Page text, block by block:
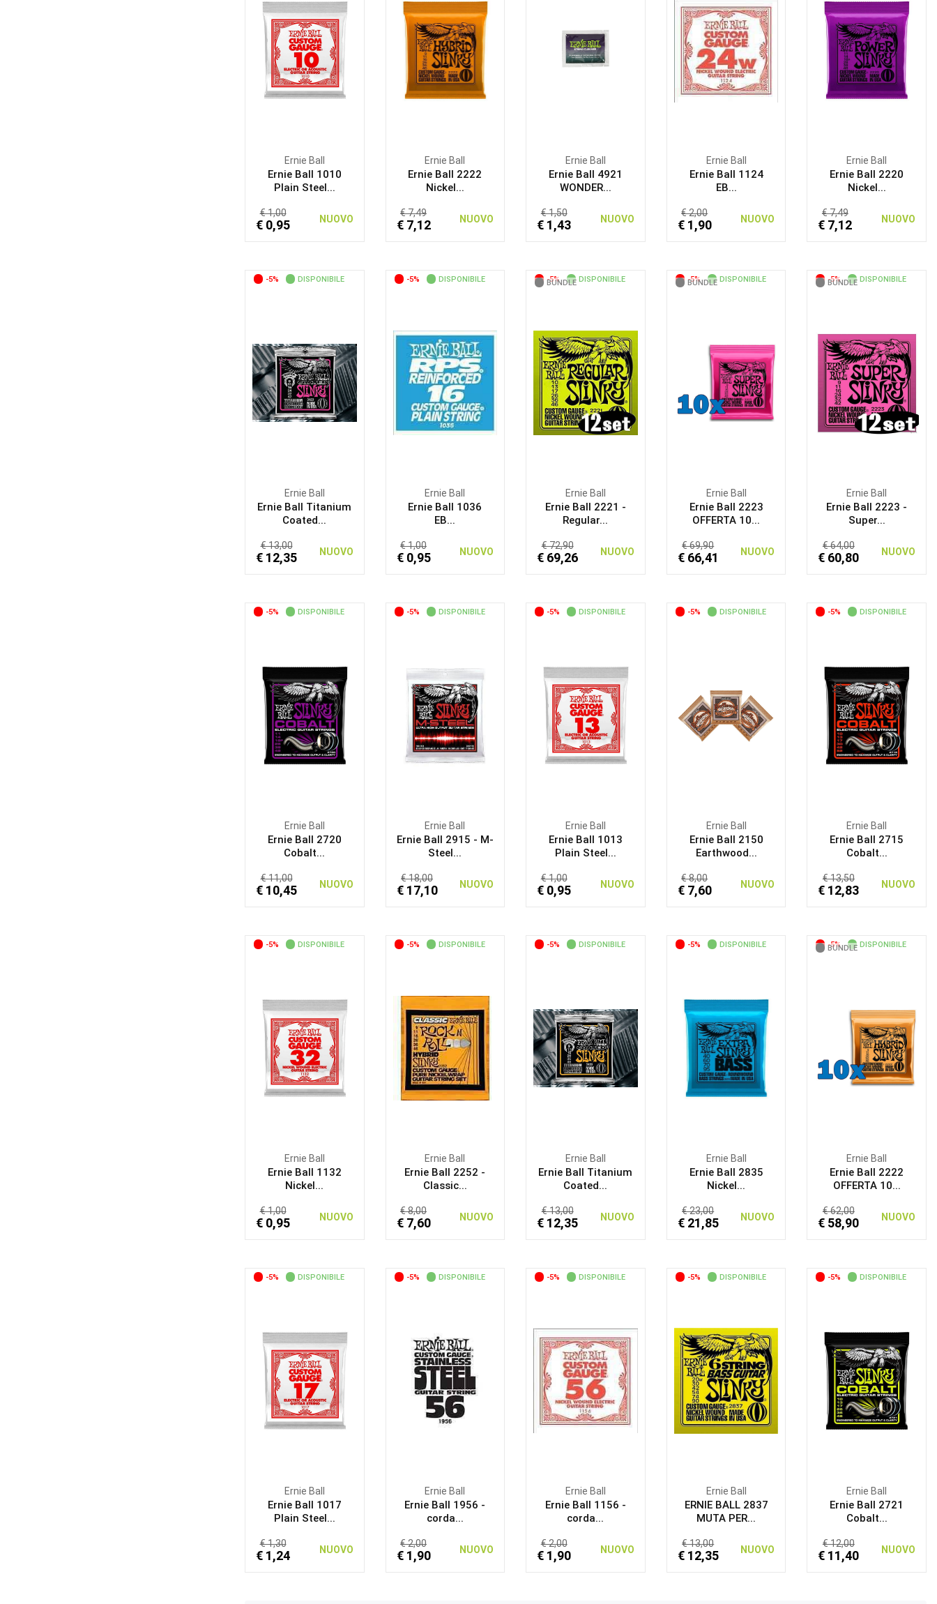
Ernie Ball
Ernie Ball 1010
Plain Steel...
€ 1,00
€ 0,95 NUOVO
Ernie Ball
Ernie Ball 2222
Nickel...
€ 7,49
€ 7,12 NUOVO
Ernie Ball
Ernie Ball 4921
WONDER...
€ 1,50
€ 1,43 NUOVO
Ernie Ball
Ernie Ball 1124
EB...
€ 2,00
€ 1,90 NUOVO
Ernie Ball
Ernie Ball 2220
Nickel...
€ 7,49
€ 7,12 NUOVO
-5% DISPONIBILE
Ernie Ball
Ernie Ball Titanium
Coated...
€ 13,00
€ 12,35 NUOVO
-5% DISPONIBILE
Ernie Ball
Ernie Ball 1036
EB...
€ 1,00
€ 0,95 NUOVO
-5% DISPONIBILE
BUNDLE
Ernie Ball
Ernie Ball 2221 -
Regular...
€ 72,90
€ 69,26 NUOVO
-5% DISPONIBILE
BUNDLE
Ernie Ball
Ernie Ball 2223
OFFERTA 10...
€ 69,90
€ 66,41 NUOVO
-5% DISPONIBILE
BUNDLE
Ernie Ball
Ernie Ball 2223 -
Super...
€ 64,00
€ 60,80 NUOVO
-5% DISPONIBILE
Ernie Ball
Ernie Ball 2720
Cobalt...
€ 11,00
€ 10,45 NUOVO
-5% DISPONIBILE
Ernie Ball
Ernie Ball 2915 - M-
Steel...
€ 18,00
€ 17,10 NUOVO
-5% DISPONIBILE
Ernie Ball
Ernie Ball 1013
Plain Steel...
€ 1,00
€ 0,95 NUOVO
-5% DISPONIBILE
Ernie Ball
Ernie Ball 2150
Earthwood...
€ 8,00
€ 7,60 NUOVO
-5% DISPONIBILE
Ernie Ball
Ernie Ball 2715
Cobalt...
€ 13,50
€ 12,83 NUOVO
-5% DISPONIBILE
Ernie Ball
Ernie Ball 1132
Nickel...
€ 1,00
€ 0,95 NUOVO
-5% DISPONIBILE
Ernie Ball
Ernie Ball 2252 -
Classic...
€ 8,00
€ 7,60 NUOVO
-5% DISPONIBILE
Ernie Ball
Ernie Ball Titanium
Coated...
€ 13,00
€ 12,35 NUOVO
-5% DISPONIBILE
Ernie Ball
Ernie Ball 2835
Nickel...
€ 23,00
€ 21,85 NUOVO
-5% DISPONIBILE
BUNDLE
Ernie Ball
Ernie Ball 2222
OFFERTA 10...
€ 62,00
€ 58,90 NUOVO
-5% DISPONIBILE
Ernie Ball
Ernie Ball 1017
Plain Steel...
€ 1,30
€ 1,24 NUOVO
-5% DISPONIBILE
Ernie Ball
Ernie Ball 1956 -
corda...
€ 2,00
€ 1,90 NUOVO
-5% DISPONIBILE
Ernie Ball
Ernie Ball 1156 -
corda...
€ 2,00
€ 1,90 NUOVO
-5% DISPONIBILE
Ernie Ball
ERNIE BALL 2837
MUTA PER...
€ 13,00
€ 12,35 NUOVO
-5% DISPONIBILE
Ernie Ball
Ernie Ball 2721
Cobalt...
€ 12,00
€ 11,40 NUOVO